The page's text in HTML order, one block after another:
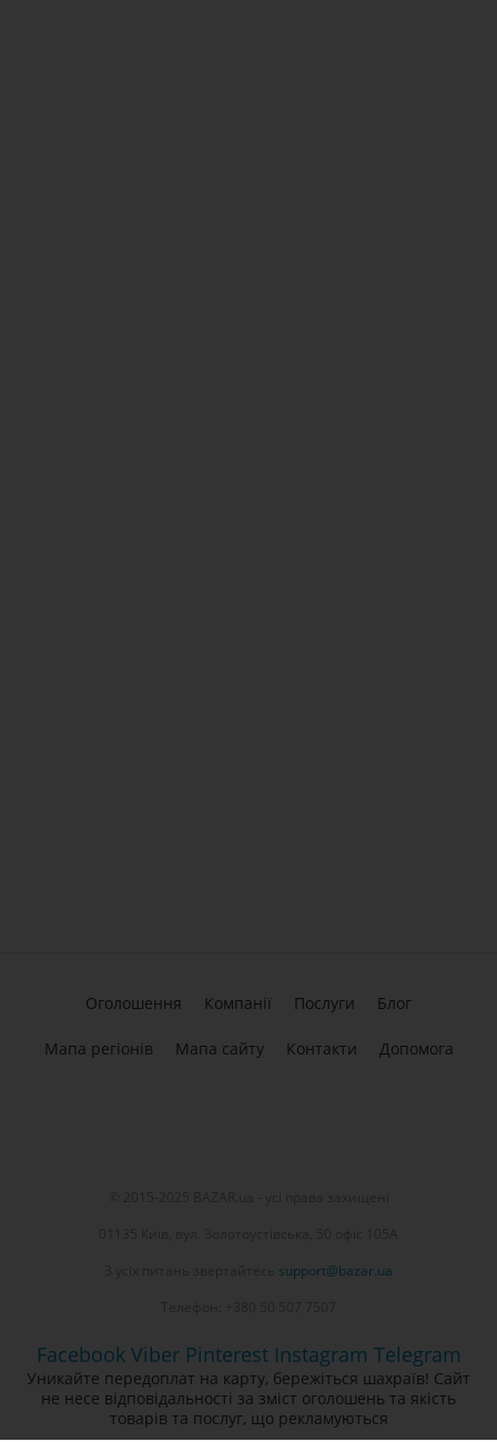
support@bazar.ua
Оголошення Компанії Послуги Блог
Мапа регіонів Мапа сайту Контакти Допомога
Facebook Viber Pinterest Instagram Telegram
Уникайте передоплат на карту, бережіться шахраїв! Сайт
не несе відповідальності за зміст оголошень та якість
товарів та послуг, що рекламуються